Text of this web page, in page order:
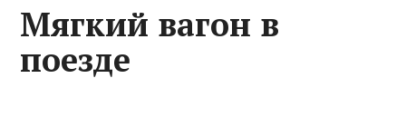
Мягкий вагон в
поезде